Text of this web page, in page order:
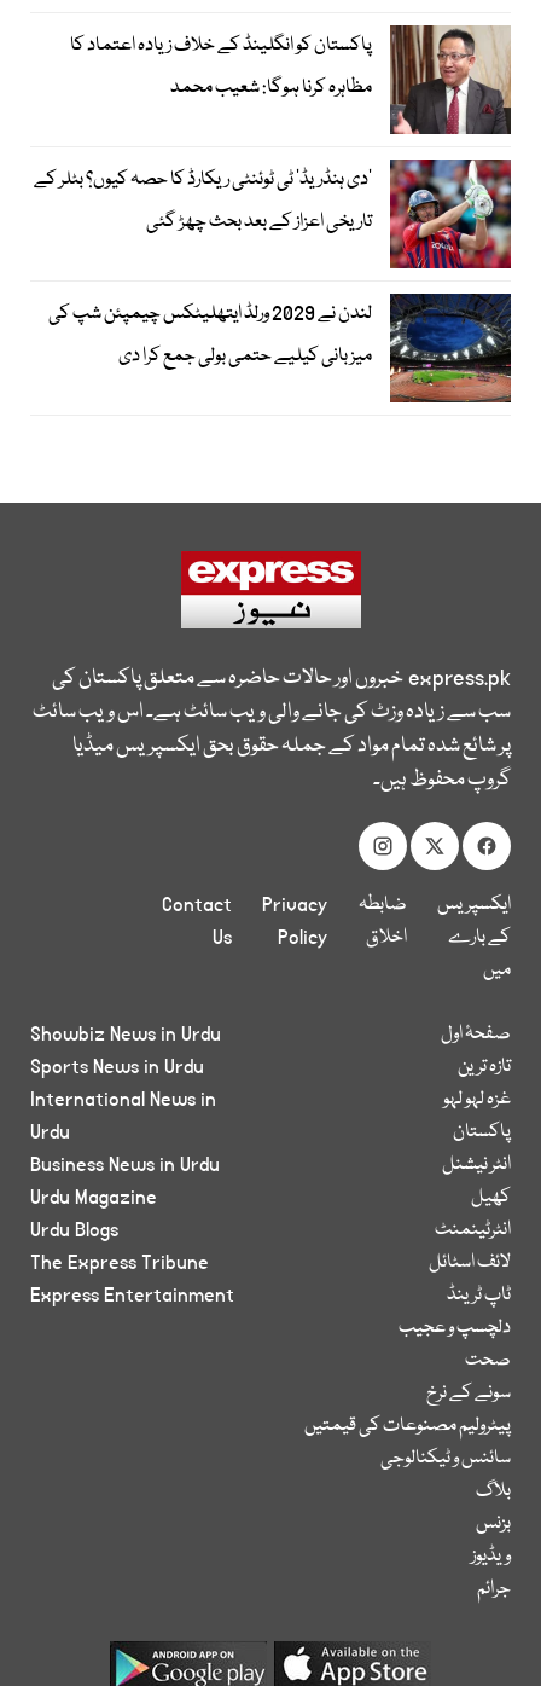
پاکستان کو انگلینڈ کے خلاف زیادہ اعتماد کا
مظاہرہ کرنا ہوگا: شعیب محمد
’دی ہنڈریڈ‘ ٹی ٹوئنٹی ریکارڈ کا حصہ کیوں؟ بٹلر کے
تاریخی اعزاز کے بعد بحث چھڑ گئی
لندن نے 2029 ورلڈ ایتھلیٹکس چیمپئن شپ کی
میزبانی کیلیے حتمی بولی جمع کرا دی
express.pkخبروں اور حالات حاضرہ سے متعلق پاکستان کی
سب سے زیادہ وزٹ کی جانے والی ویب سائٹ ہے۔ اس ویب سائٹ
پر شائع شدہ تمام مواد کے جملہ حقوق بحق ایکسپریس میڈیا
گروپ محفوظ ہیں۔
ایکسپریس
کے بارے
میں
ضابطہ
اخلاق
Privacy
Policy
Contact
Us
صفحۂ اول
تازہ ترین
غزہ لہو لہو
پاکستان
انٹر نیشنل
کھیل
انٹرٹینمنٹ
لائف اسٹائل
ٹاپ ٹرینڈ
دلچسپ و عجیب
صحت
سونے کے نرخ
پیٹرولیم مصنوعات کی قیمتیں
سائنس و ٹیکنالوجی
بلاگ
بزنس
ویڈیوز
جرائم
Showbiz News in Urdu
Sports News in Urdu
International News in
Urdu
Business News in Urdu
Urdu Magazine
Urdu Blogs
The Express Tribune
Express Entertainment